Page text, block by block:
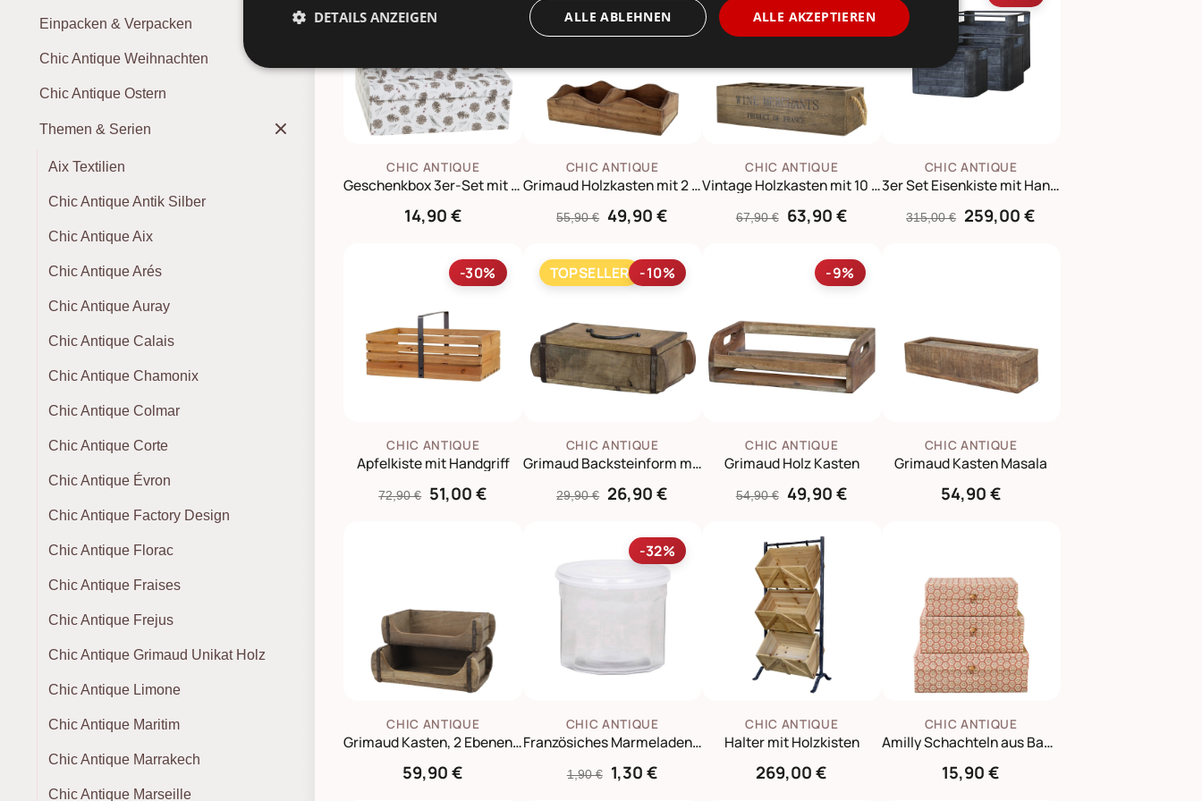
Einpacken & Verpacken
Chic Antique Weihnachten
Chic Antique Ostern
Themen & Serien
Aix Textilien
Chic Antique Antik Silber
Chic Antique Aix
Chic Antique Arés
Chic Antique Auray
Chic Antique Calais
Chic Antique Chamonix
Chic Antique Colmar
Chic Antique Corte
Chic Antique Évron
Chic Antique Factory Design
Chic Antique Florac
Chic Antique Fraises
Chic Antique Frejus
Chic Antique Grimaud Unikat Holz
Chic Antique Limone
Chic Antique Maritim
Chic Antique Marrakech
Chic Antique Marseille
CHIC ANTIQUE
Geschenkbox 3er-Set mit Zapfen
14,90 €
CHIC ANTIQUE
Grimaud Holzkasten mit 2 Fächern aus Recyclingholz
55,90 € 49,90 €
CHIC ANTIQUE
Vintage Holzkasten mit 10 Fächern – Landhausstil
67,90 € 63,90 €
CHIC ANTIQUE
3er Set Eisenkiste mit Handgriff
315,00 € 259,00 €
-30%
CHIC ANTIQUE
Apfelkiste mit Handgriff
72,90 € 51,00 €
TOPSELLER -10%
CHIC ANTIQUE
Grimaud Backsteinform mit Deckel
29,90 € 26,90 €
-9%
CHIC ANTIQUE
Grimaud Holz Kasten
54,90 € 49,90 €
CHIC ANTIQUE
Grimaud Kasten Masala
54,90 €
CHIC ANTIQUE
Grimaud Kasten, 2 Ebenen Ziegelform
59,90 €
-32%
CHIC ANTIQUE
Französiches Marmeladenglas mit Deckel
1,90 € 1,30 €
CHIC ANTIQUE
Halter mit Holzkisten
269,00 €
CHIC ANTIQUE
Amilly Schachteln aus Bambus 3er Set
15,90 €
ALLE AKZEPTIEREN
ALLE ABLEHNEN
DETAILS ANZEIGEN